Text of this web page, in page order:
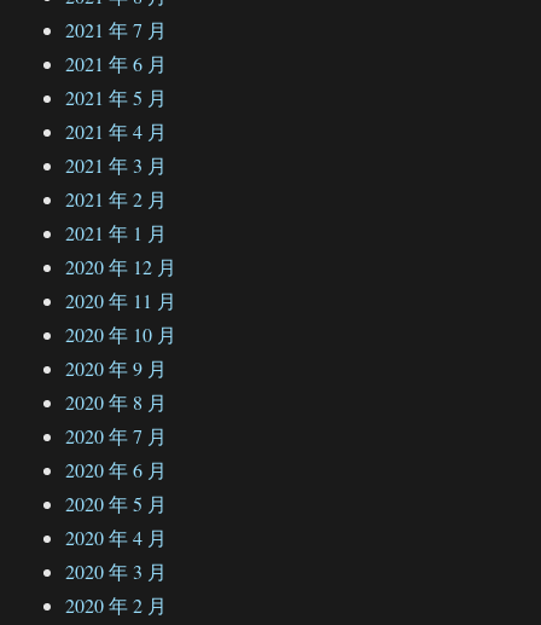
2021 年 7 月
2021 年 6 月
2021 年 5 月
2021 年 4 月
2021 年 3 月
2021 年 2 月
2021 年 1 月
2020 年 12 月
2020 年 11 月
2020 年 10 月
2020 年 9 月
2020 年 8 月
2020 年 7 月
2020 年 6 月
2020 年 5 月
2020 年 4 月
2020 年 3 月
2020 年 2 月